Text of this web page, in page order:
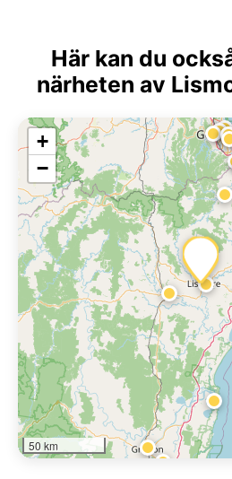
Här kan du
närheten av
+
−
50 km